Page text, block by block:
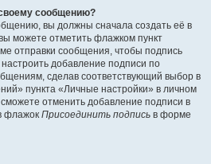
сообщению?
вы должны сначала создать её в
можете отметить флажком пункт
отправки сообщения, чтобы подпись
добавление подписи по
сделав соответствующий выбор в
пункта «Личные настройки» в личном
отменить добавление подписи в
флажок Присоединить подпись в форме